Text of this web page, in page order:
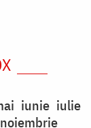
iunie iulie
noiembrie